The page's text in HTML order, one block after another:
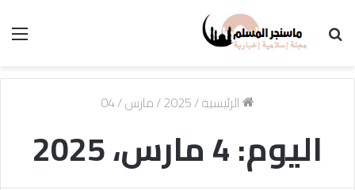
الرئيسية/
2025
/مارس/
04
اليوم:4 مارس، 2025